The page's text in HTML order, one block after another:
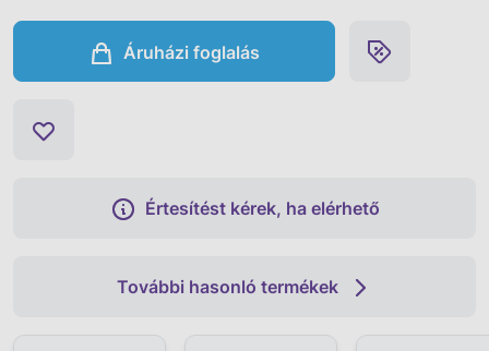
Áruházi foglalás
Értesítést kérek, ha elérhető
További hasonló termékek